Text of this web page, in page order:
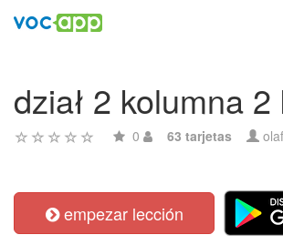
dział 2 kolumna
0 63 tarjetas
empezar lección